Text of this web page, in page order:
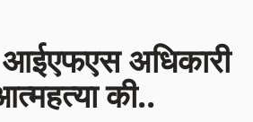
अधिकारी
की..